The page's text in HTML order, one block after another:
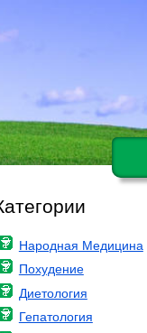
Народная Медицина
Похудение
Диетология
Гепатология